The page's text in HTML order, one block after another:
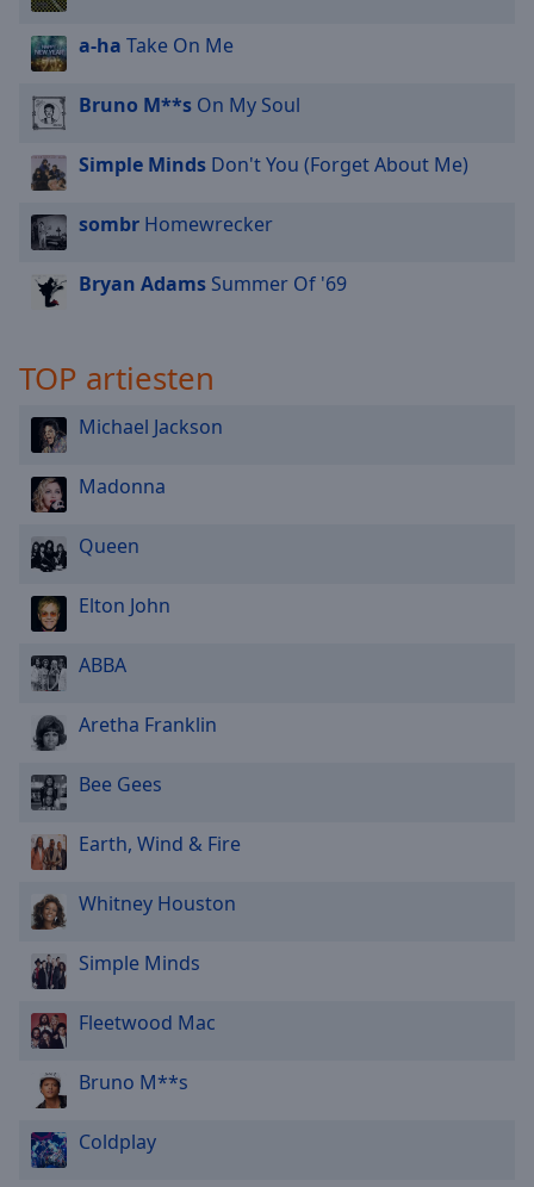
a-ha Take On Me
Bruno M**s On My Soul
Simple Minds Don't You (Forget About Me)
sombr Homewrecker
Bryan Adams Summer Of '69
TOP artiesten
Michael Jackson
Madonna
Queen
Elton John
ABBA
Aretha Franklin
Bee Gees
Earth, Wind & Fire
Whitney Houston
Simple Minds
Fleetwood Mac
Bruno M**s
Coldplay